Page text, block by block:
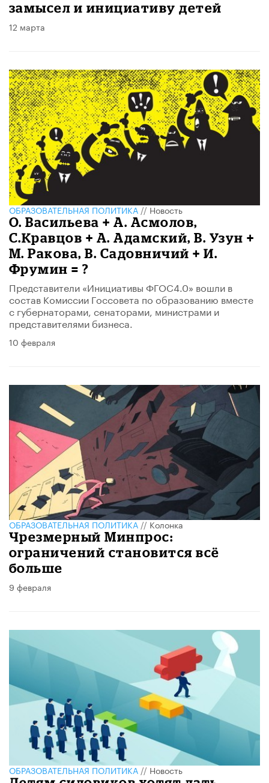
замысел и инициативу детей
12 марта
ОБРАЗОВАТЕЛЬНАЯ ПОЛИТИКА//Новость
О. Васильева + А. Асмолов,
С.Кравцов + А. Адамский, В. Узун +
М. Ракова, В. Садовничий + И.
Фрумин = ?
Представители «Инициативы ФГОС4.0» вошли в
состав Комиссии Госсовета по образованию вместе
с губернаторами, сенаторами, министрами и
представителями бизнеса.
10 февраля
ОБРАЗОВАТЕЛЬНАЯ ПОЛИТИКА//Колонка
Чрезмерный Минпрос:
ограничений становится всё
больше
9 февраля
ОБРАЗОВАТЕЛЬНАЯ ПОЛИТИКА//Новость